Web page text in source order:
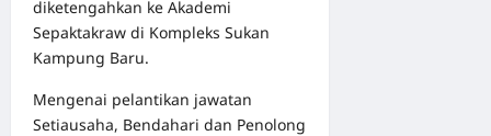
diketengahkan ke Akademi
Sepaktakraw di Kompleks Sukan
Kampung Baru.
Mengenai pelantikan jawatan
Setiausaha, Bendahari dan Penolong